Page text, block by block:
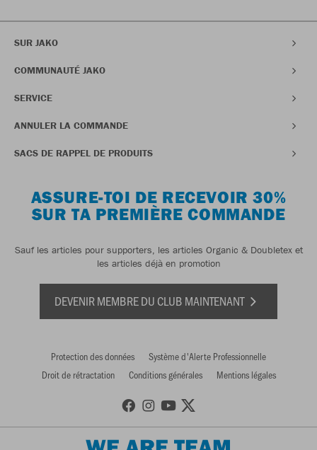
SUR JAKO
COMMUNAUTÉ JAKO
SERVICE
ANNULER LA COMMANDE
SACS DE RAPPEL DE PRODUITS
ASSURE-TOI DE RECEVOIR 30%
SUR TA PREMIÈRE COMMANDE
Sauf les articles pour supporters, les articles Organic & Doubletex et
les articles déjà en promotion
DEVENIR MEMBRE DU CLUB MAINTENANT
Protection des données
Système d'Alerte Professionnelle
Droit de rétractation
Conditions générales Mentions légales